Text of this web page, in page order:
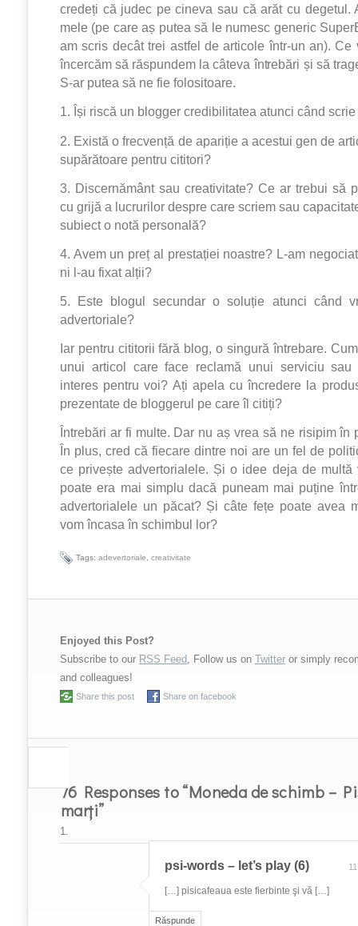
credeți că judec pe cineva sau că arăt cu degetul.
mele (pe care aș putea să le numesc generic
am scris decât trei astfel de articole într-un an). Ce
încercăm să răspundem la câteva întrebări și să
S-ar putea să ne fie folositoare.
1. Își riscă un blogger credibilitatea atunci când
2. Există o frecvență de apariție a acestui gen de
supărătoare pentru cititori?
3. Discernământ sau creativitate? Ce ar trebui să
cu grijă a lucrurilor despre care scriem sau
subiect o notă personală?
4. Avem un preț al prestației noastre? L-am
ni l-au fixat alții?
5. Este blogul secundar o soluție atunci când
advertoriale?
Iar pentru cititorii fără blog, o singură întrebare.
unui articol care face reclamă unui serviciu sau
interes pentru voi? Ați apela cu încredere la
prezentate de bloggerul pe care îl citiți?
Întrebări ar fi multe. Dar nu aș vrea să ne risipim în
În plus, cred că fiecare dintre noi are un fel de
ce privește advertorialele. Și o idee deja de multă
poate era mai simplu dacă puneam mai puține
advertorialele un păcat? Și câte fețe poate avea
vom încasa în schimbul lor?
Tags: adevertoriale creativitate
Enjoyed this Post?
Subscribe to our RSS Feed, Follow us on Twitter or simply
and colleagues!
Share this post Share on facebook
76 Responses to “Moneda de schimb –
marți”
Răspunde
psi-words – let’s play (6)
[…] pisicafeaua este fierbinte şi vă […]